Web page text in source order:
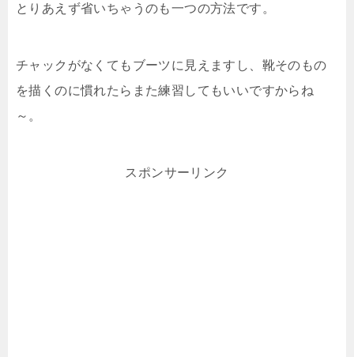
とりあえず省いちゃうのも一つの方法です。
チャックがなくてもブーツに見えますし、靴そのもの
を描くのに慣れたらまた練習してもいいですからね
～。
スポンサーリンク